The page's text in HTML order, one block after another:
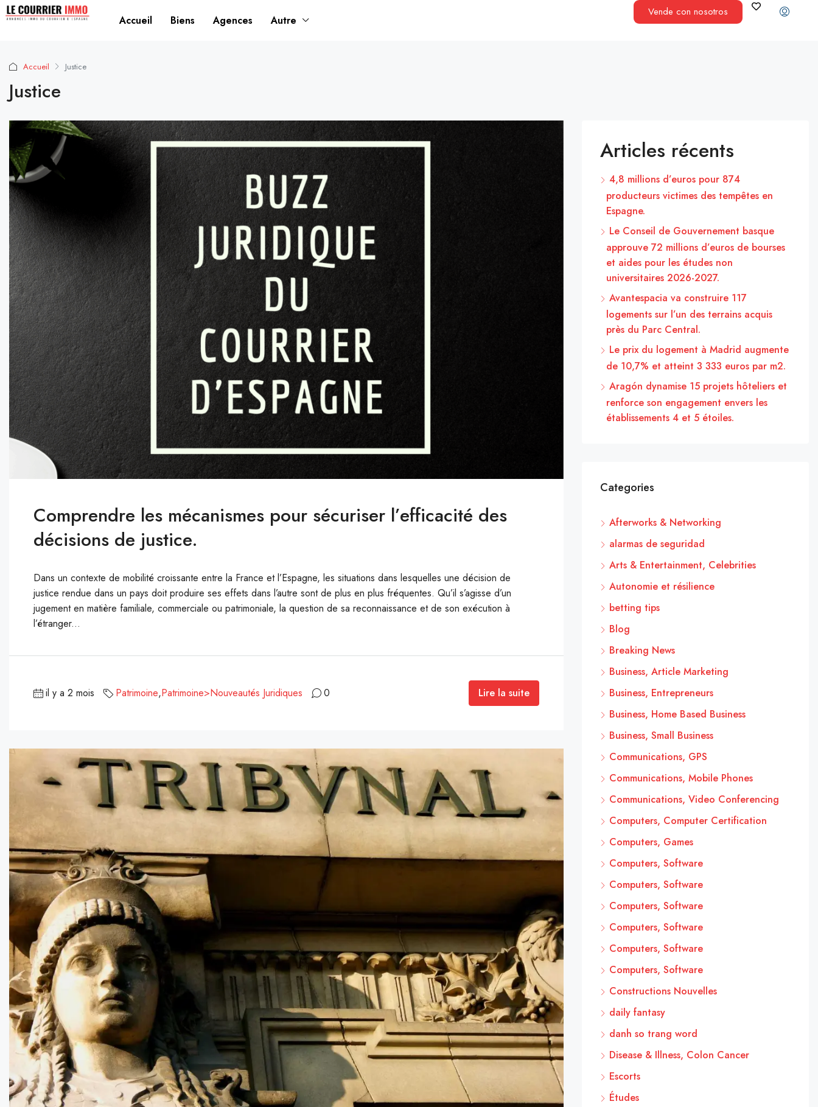
Accueil Biens Agences Autre
Vende con nosotros
Accueil Justice
Justice
Comprendre les mécanismes pour sécuriser l’efficacité des
décisions de justice.
Dans un contexte de mobilité croissante entre la France et l’Espagne, les situations dans lesquelles une décision de
justice rendue dans un pays doit produire ses effets dans l’autre sont de plus en plus fréquentes. Qu’il s’agisse d’un
jugement en matière familiale, commerciale ou patrimoniale, la question de sa reconnaissance et de son exécution à
l’étranger...
il y a 2 mois Patrimoine,Patrimoine>Nouveautés Juridiques 0 Lire la suite
Articles récents
4,8 millions d’euros pour 874
producteurs victimes des tempêtes en
Espagne.
Le Conseil de Gouvernement basque
approuve 72 millions d’euros de bourses
et aides pour les études non
universitaires 2026-2027.
Avantespacia va construire 117
logements sur l’un des terrains acquis
près du Parc Central.
Le prix du logement à Madrid augmente
de 10,7% et atteint 3 333 euros par m2.
Aragón dynamise 15 projets hôteliers et
renforce son engagement envers les
établissements 4 et 5 étoiles.
Categories
Afterworks & Networking
alarmas de seguridad
Arts & Entertainment, Celebrities
Autonomie et résilience
betting tips
Blog
Breaking News
Business, Article Marketing
Business, Entrepreneurs
Business, Home Based Business
Business, Small Business
Communications, GPS
Communications, Mobile Phones
Communications, Video Conferencing
Computers, Computer Certification
Computers, Games
Computers, Software
Computers, Software
Computers, Software
Computers, Software
Computers, Software
Computers, Software
Constructions Nouvelles
daily fantasy
danh so trang word
Disease & Illness, Colon Cancer
Escorts
Études